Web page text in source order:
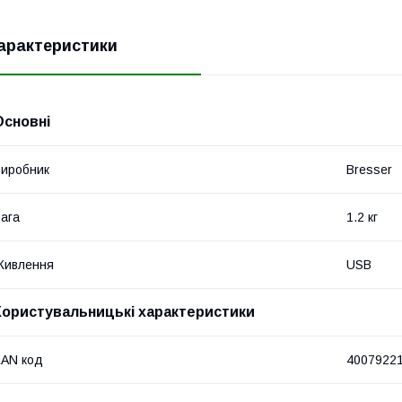
Bresser
1.2 кг
USB
характеристики
код